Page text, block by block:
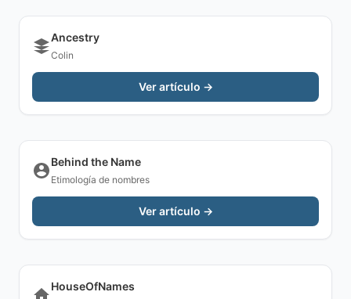
Ancestry
Colin
Ver artículo →
Behind the Name
Etimología de nombres
Ver artículo →
HouseOfNames